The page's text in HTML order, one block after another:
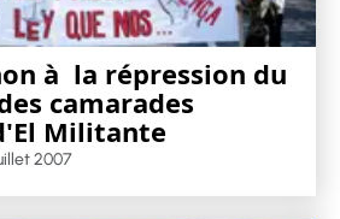
à la répression du
camarades
Militante
2007